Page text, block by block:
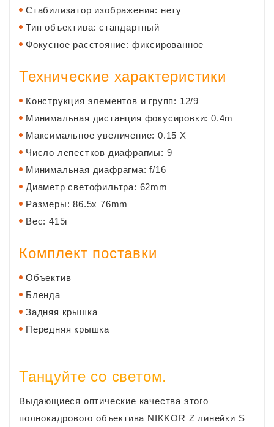
Стабилизатор изображения: нету
Тип объектива: стандартный
Фокусное расстояние: фиксированное
Технические характеристики
Конструкция элементов и групп: 12/9
Минимальная дистанция фокусировки: 0.4m
Максимальное увеличение: 0.15 X
Число лепестков диафрагмы: 9
Минимальная диафрагма: f/16
Диаметр светофильтра: 62mm
Размеры: 86.5x 76mm
Вес: 415г
Комплект поставки
Объектив
Бленда
Задняя крышка
Передняя крышка
Танцуйте со светом.
Выдающиеся оптические качества этого
полнокадрового объектива NIKKOR Z линейки S